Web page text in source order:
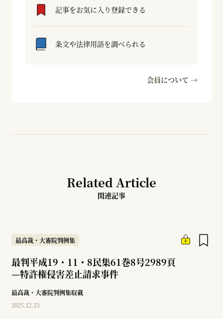
記事をお気に入り登録できる
条文や法律用語を調べられる
会員について →
Related Article
関連記事
最高裁・大審院判例集
最判平成19・11・8民集61巻8号2989頁
—特許権侵害差止請求事件
最高裁・大審院判例集収載
2025.12.23